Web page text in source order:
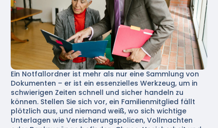
Ein Notfallordner ist mehr als nur eine Sammlung von
Dokumenten – er ist ein essenzielles Werkzeug, um in
schwierigen Zeiten schnell und sicher handeln zu
können. Stellen Sie sich vor, ein Familienmitglied fällt
plötzlich aus, und niemand weiß, wo sich wichtige
Unterlagen wie Versicherungspolicen, Vollmachten